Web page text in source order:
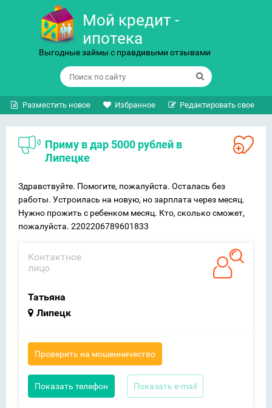
Мой кредит -
ипотека
Выгодные займы с правдивыми отзывами
Разместить новое Избранное Редактировать свое
Приму в дар 5000 рублей в
Липецке
Здравствуйте. Помогите, пожалуйста. Осталась без
работы. Устроилась на новую, но зарплата через месяц.
Нужно прожить с ребенком месяц. Кто, сколько сможет,
пожалуйста. 2202206789601833
Контактное
лицо
Татьяна
Липецк
Проверить на мошенничество
Показать телефон Показать e-mail